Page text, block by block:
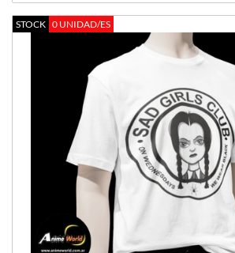
STOCK 0 UNIDAD/ES